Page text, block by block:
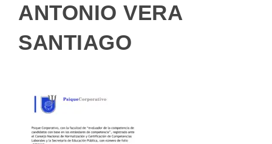
ANTONIO VERA
SANTIAGO